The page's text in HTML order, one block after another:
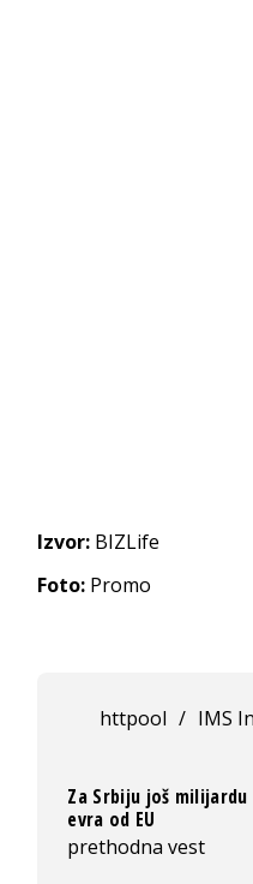
Izvor: BIZLife
Foto: Promo
httpool / IMS
Za Srbiju još milijardu
evra od EU
prethodna vest